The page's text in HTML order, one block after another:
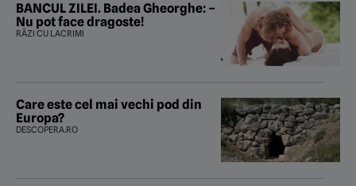
BANCUL ZILEI. Badea Gheorghe: –
Nu pot face dragoste!
RÂZI CU LACRIMI
Care este cel mai vechi pod din
Europa?
DESCOPERA.RO